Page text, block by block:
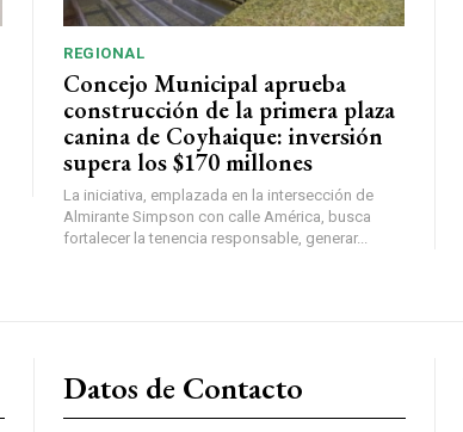
REGIONAL
Concejo Municipal aprueba
construcción de la primera plaza
canina de Coyhaique: inversión
supera los $170 millones
La iniciativa, emplazada en la intersección de
Almirante Simpson con calle América, busca
fortalecer la tenencia responsable, generar...
Datos de Contacto